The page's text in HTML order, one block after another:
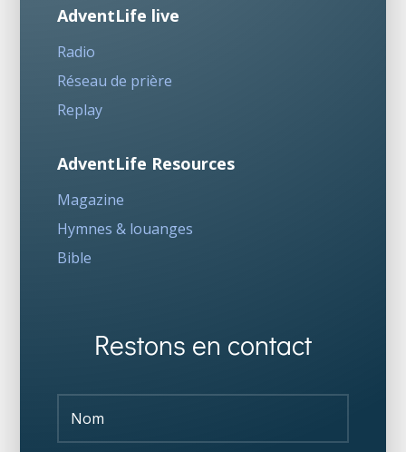
AdventLife live
Radio
Réseau de prière
Replay
AdventLife Resources
Magazine
Hymnes & louanges
Bible
Restons en contact